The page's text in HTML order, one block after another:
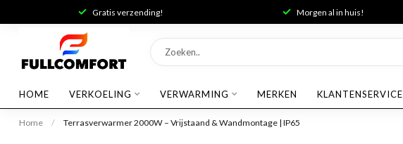
Gratis verzending! Morgen al in huis!
HOME VERKOELING VERWARMING MERKEN KLANTENSERVICE
Home / Terrasverwarmer 2000W – Vrijstaand & Wandmontage | IP65